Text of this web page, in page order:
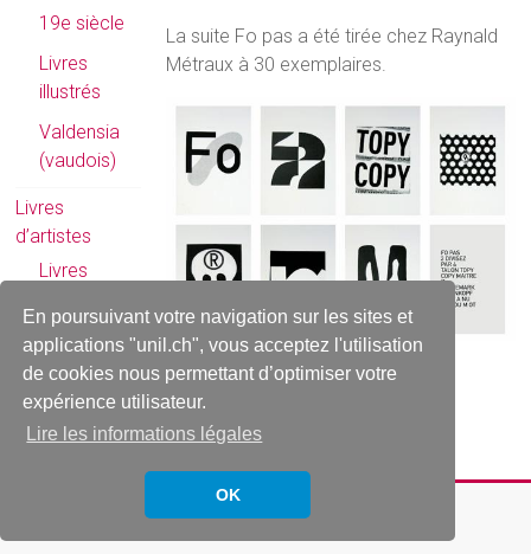
En poursuivant votre navigation sur les sites et
applications "unil.ch", vous acceptez l'utilisation
de cookies nous permettant d’optimiser votre
expérience utilisateur.
Lire les informations légales
OK
La suite Fo pas a été tirée chez Raynald
Métraux à 30 exemplaires.
19e siècle
Livres
illustrés
Valdensia
(vaudois)
Livres
d’artistes
Livres
romands
Manuscrits
Reliures